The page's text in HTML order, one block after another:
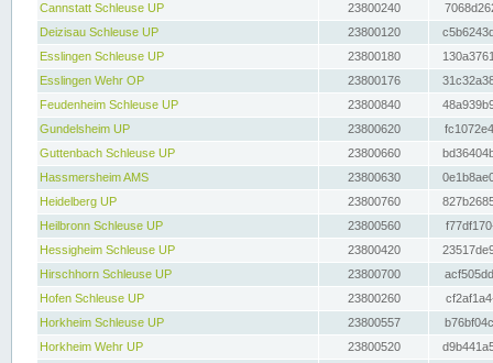
Cannstatt Schleuse UP
23800240
Deizisau Schleuse UP
23800120
Esslingen Schleuse UP
23800180
Esslingen Wehr OP
23800176
Feudenheim Schleuse UP
23800840
Gundelsheim UP
23800620
Guttenbach Schleuse UP
23800660
Hassmersheim AMS
23800630
Heidelberg UP
23800760
Heilbronn Schleuse UP
23800560
Hessigheim Schleuse UP
23800420
Hirschhorn Schleuse UP
23800700
Hofen Schleuse UP
23800260
Horkheim Schleuse UP
23800557
Horkheim Wehr UP
23800520